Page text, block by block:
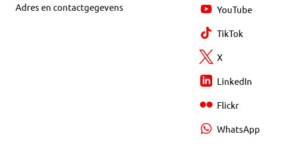
Adres en contactgegevens YouTube
TikTok
X
LinkedIn
Flickr
WhatsApp